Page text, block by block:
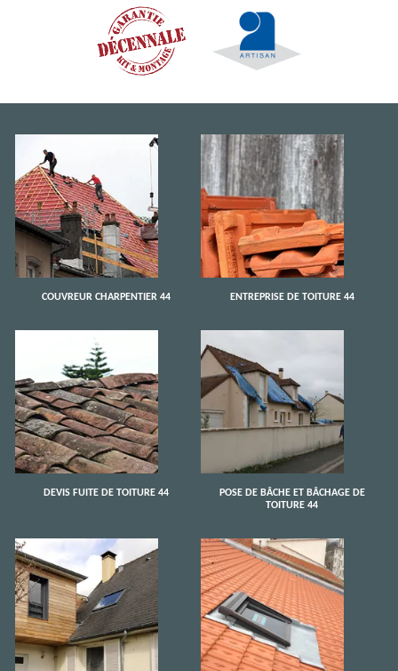
COUVREUR CHARPENTIER 44 ENTREPRISE DE TOITURE 44
DEVIS FUITE DE TOITURE 44
POSE DE BÂCHE ET BÂCHAGE DE
TOITURE 44